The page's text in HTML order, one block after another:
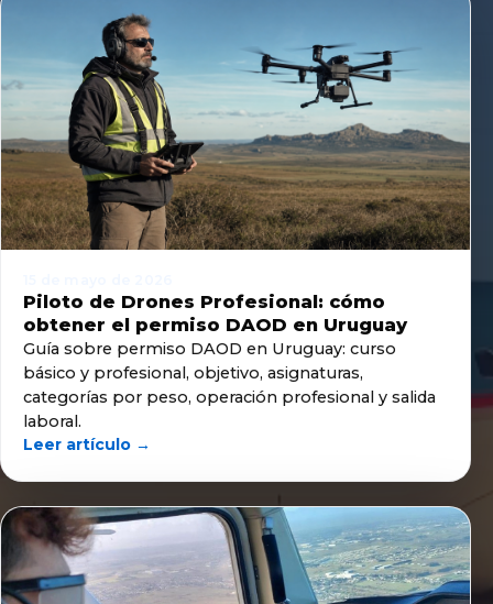
Piloto de Drones Profesional: cómo
obtener el permiso DAOD en Uruguay
Guía sobre permiso DAOD en Uruguay: curso
básico y profesional, objetivo, asignaturas,
categorías por peso, operación profesional y salida
laboral.
Leer artículo →